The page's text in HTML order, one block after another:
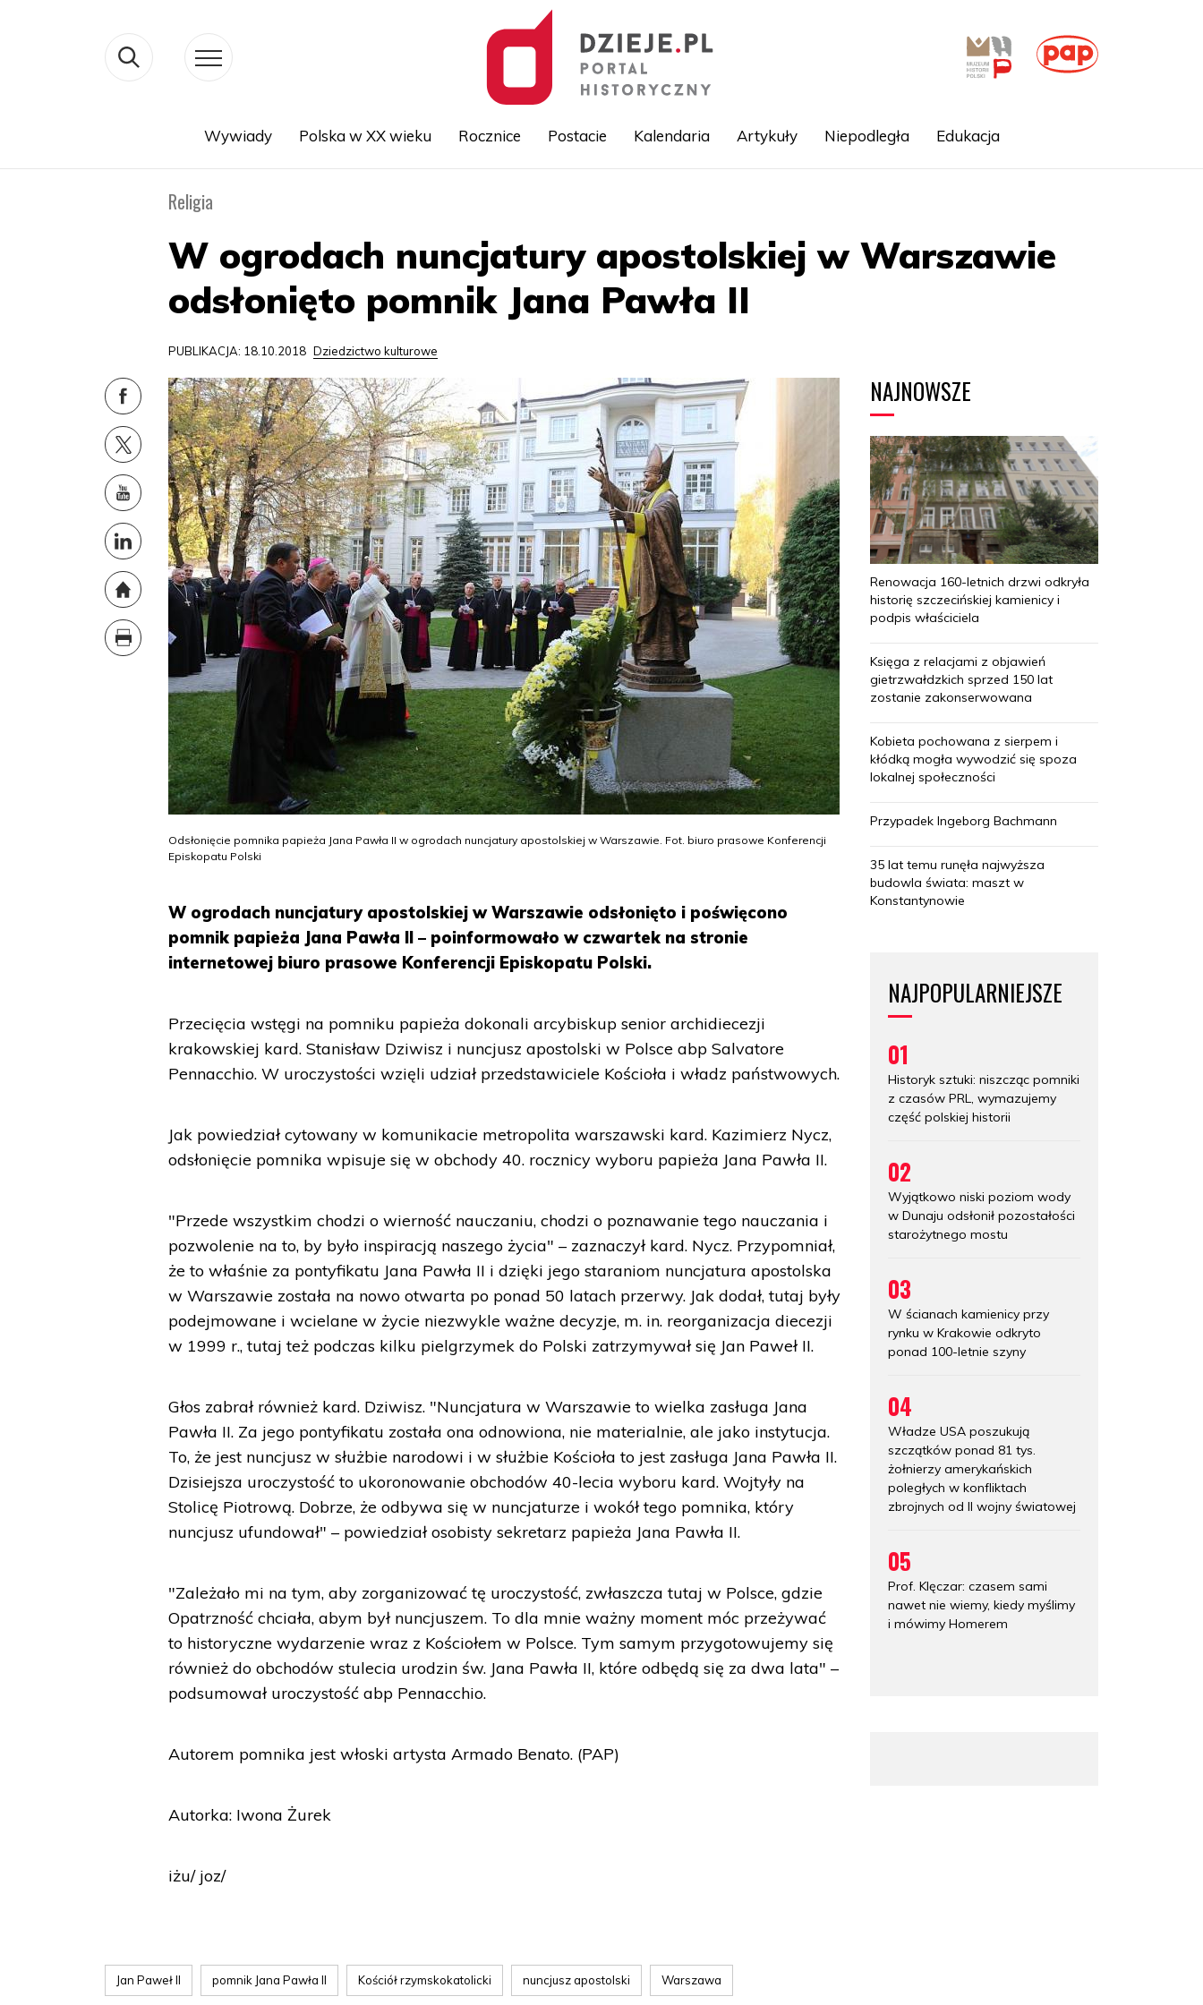
Wywiady Polska w XX wieku Rocznice Postacie Kalendaria Artykuły Niepodległa Edukacja
Religia
W ogrodach nuncjatury apostolskiej w Warszawie
odsłonięto pomnik Jana Pawła II
PUBLIKACJA: 18.10.2018 Dziedzictwo kulturowe
Odsłonięcie pomnika papieża Jana Pawła II w ogrodach nuncjatury apostolskiej w Warszawie. Fot. biuro prasowe Konferencji
Episkopatu Polski
W ogrodach nuncjatury apostolskiej w Warszawie odsłonięto i poświęcono
pomnik papieża Jana Pawła II – poinformowało w czwartek na stronie
internetowej biuro prasowe Konferencji Episkopatu Polski.
Przecięcia wstęgi na pomniku papieża dokonali arcybiskup senior archidiecezji
krakowskiej kard. Stanisław Dziwisz i nuncjusz apostolski w Polsce abp Salvatore
Pennacchio. W uroczystości wzięli udział przedstawiciele Kościoła i władz państwowych.
Jak powiedział cytowany w komunikacie metropolita warszawski kard. Kazimierz Nycz,
odsłonięcie pomnika wpisuje się w obchody 40. rocznicy wyboru papieża Jana Pawła II.
"Przede wszystkim chodzi o wierność nauczaniu, chodzi o poznawanie tego nauczania i
pozwolenie na to, by było inspiracją naszego życia" – zaznaczył kard. Nycz. Przypomniał,
że to właśnie za pontyfikatu Jana Pawła II i dzięki jego staraniom nuncjatura apostolska
w Warszawie została na nowo otwarta po ponad 50 latach przerwy. Jak dodał, tutaj były
podejmowane i wcielane w życie niezwykle ważne decyzje, m. in. reorganizacja diecezji
w 1999 r., tutaj też podczas kilku pielgrzymek do Polski zatrzymywał się Jan Paweł II.
Głos zabrał również kard. Dziwisz. "Nuncjatura w Warszawie to wielka zasługa Jana
Pawła II. Za jego pontyfikatu została ona odnowiona, nie materialnie, ale jako instytucja.
To, że jest nuncjusz w służbie narodowi i w służbie Kościoła to jest zasługa Jana Pawła II.
Dzisiejsza uroczystość to ukoronowanie obchodów 40-lecia wyboru kard. Wojtyły na
Stolicę Piotrową. Dobrze, że odbywa się w nuncjaturze i wokół tego pomnika, który
nuncjusz ufundował" – powiedział osobisty sekretarz papieża Jana Pawła II.
"Zależało mi na tym, aby zorganizować tę uroczystość, zwłaszcza tutaj w Polsce, gdzie
Opatrzność chciała, abym był nuncjuszem. To dla mnie ważny moment móc przeżywać
to historyczne wydarzenie wraz z Kościołem w Polsce. Tym samym przygotowujemy się
również do obchodów stulecia urodzin św. Jana Pawła II, które odbędą się za dwa lata" –
podsumował uroczystość abp Pennacchio.
Autorem pomnika jest włoski artysta Armado Benato. (PAP)
Autorka: Iwona Żurek
iżu/ joz/
Jan Paweł II pomnik Jana Pawła II Kościół rzymskokatolicki nuncjusz apostolski Warszawa
NAJNOWSZE
Renowacja 160-letnich drzwi odkryła
historię szczecińskiej kamienicy i
podpis właściciela
Księga z relacjami z objawień
gietrzwałdzkich sprzed 150 lat
zostanie zakonserwowana
Kobieta pochowana z sierpem i
kłódką mogła wywodzić się spoza
lokalnej społeczności
Przypadek Ingeborg Bachmann
35 lat temu runęła najwyższa
budowla świata: maszt w
Konstantynowie
NAJPOPULARNIEJSZE
01
Historyk sztuki: niszcząc pomniki
z czasów PRL, wymazujemy
część polskiej historii
02
Wyjątkowo niski poziom wody
w Dunaju odsłonił pozostałości
starożytnego mostu
03
W ścianach kamienicy przy
rynku w Krakowie odkryto
ponad 100-letnie szyny
04
Władze USA poszukują
szczątków ponad 81 tys.
żołnierzy amerykańskich
poległych w konfliktach
zbrojnych od II wojny światowej
05
Prof. Klęczar: czasem sami
nawet nie wiemy, kiedy myślimy
i mówimy Homerem